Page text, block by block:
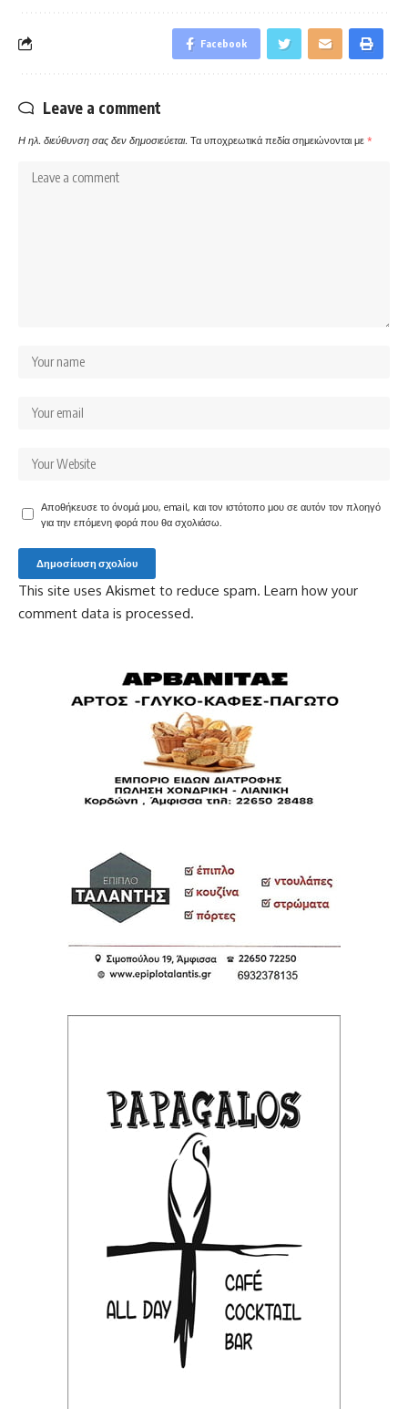
Facebook
Leave a comment
Η ηλ. διεύθυνση σας δεν δημοσιεύεται. Τα υποχρεωτικά πεδία σημειώνονται με *
Αποθήκευσε το όνομά μου, email, και τον ιστότοπο μου σε αυτόν τον πλοηγό
για την επόμενη φορά που θα σχολιάσω.
This site uses Akismet to reduce spam. Learn how your
comment data is processed.